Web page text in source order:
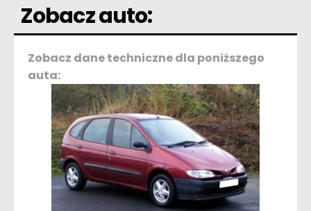
Zobacz auto:
Zobacz dane techniczne dla poniższego
auta: